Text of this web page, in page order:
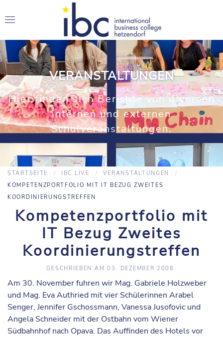
VERANSTALTUNGEN
Hier finden sich Berichte von diversen
internen und externen
Schulveranstaltungen.
STARTSEITE IBC LIVE
VERANSTALTUNGEN
KOMPETENZPORTFOLIO MIT IT BEZUG ZWEITES
KOORDINIERUNGSTREFFEN
Kompetenzportfolio mit
IT Bezug Zweites
Koordinierungstreffen
GESCHRIEBEN AM 03. DEZEMBER 2008 .
Am 30. November fuhren wir Mag. Gabriele Holzweber
und Mag. Eva Authried mit vier Schülerinnen Arabel
Senger, Jennifer Gschossmann, Vanessa Jusofovic und
Angela Schneider mit der Ostbahn vom Wiener
Südbahnhof nach Opava. Das Auffinden des Hotels vor